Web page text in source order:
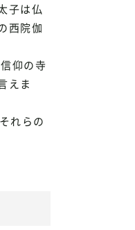
子は仏
西院伽
仰の寺
えま
れらの